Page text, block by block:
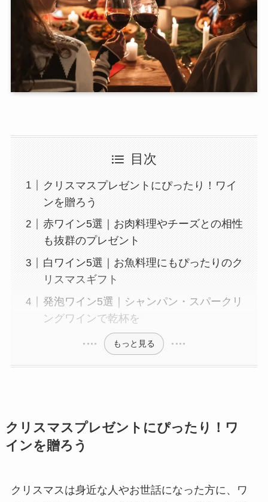
目次
クリスマスプレゼントにぴったり！ワイ
ンを贈ろう
赤ワイン5選｜お肉料理やチーズとの相性
も抜群のプレゼント
白ワイン5選｜お魚料理にもぴったりのク
リスマスギフト
発泡ワイン5選｜シャンパン・スパークリ
ングワインで乾杯を
もっと見る
クリスマスプレゼントにぴったり！ワ
インを贈ろう
クリスマスは身近な人やお世話になった方に、ワ